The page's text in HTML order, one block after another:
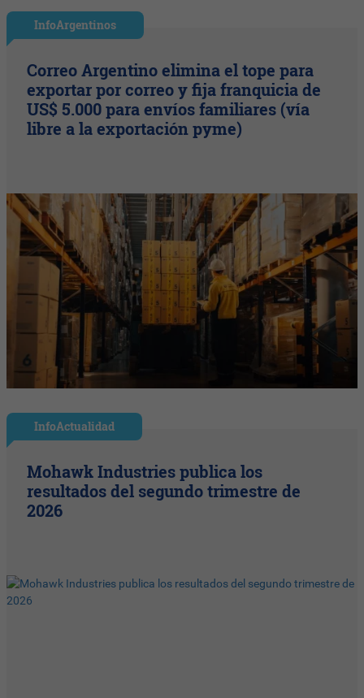
InfoArgentinos
Correo Argentino elimina el tope para
exportar por correo y fija franquicia de
US$ 5.000 para envíos familiares (vía
libre a la exportación pyme)
InfoActualidad
Mohawk Industries publica los
resultados del segundo trimestre de
2026